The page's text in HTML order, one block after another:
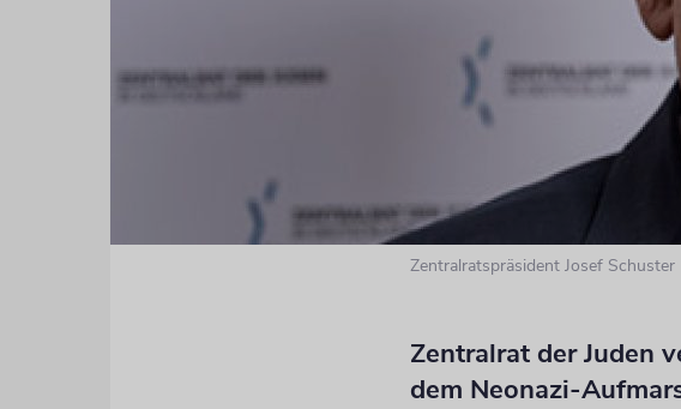
Zentralratspräsident Josef Schuster
Zentralrat der Juden
dem Neonazi-